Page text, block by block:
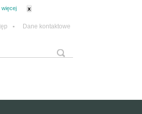
więcej x
• Dane kontaktowe